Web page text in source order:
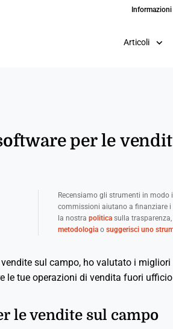
Informazioni
Articoli
per le
Recensiamo gli strumenti in modo
commissioni aiutano a finanziare i
la nostra politicasulla
metodologiao suggerisci uno
sul campo, ho valutato i
le tue operazioni di vendita fuori
le vendite sul campo